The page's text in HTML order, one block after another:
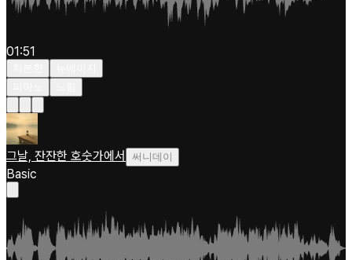
01:51
그날, 잔잔한 호숫가에서 써니데이
Basic